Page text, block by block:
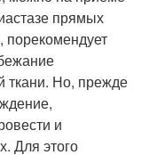
прямых
ткани. Но, прежде
и
Для этого